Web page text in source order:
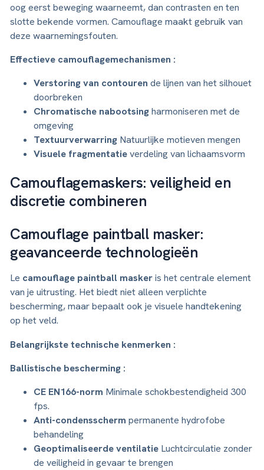
oog eerst beweging waarneemt, dan contrasten en ten
slotte bekende vormen. Camouflage maakt gebruik van
deze waarnemingsfouten.
Effectieve camouflagemechanismen :
Verstoring van contouren de lijnen van het silhouet
doorbreken
Chromatische nabootsingharmoniseren met de
omgeving
Textuurverwarring Natuurlijke motieven mengen
Visuele fragmentatieverdeling van lichaamsvorm
Camouflagemaskers: veiligheid en
discretie combineren
Camouflage paintball masker:
geavanceerde technologieën
Le camouflage paintball maskeris het centrale element
van je uitrusting. Het biedt niet alleen verplichte
bescherming, maar bepaalt ook je visuele handtekening
op het veld.
Belangrijkste technische kenmerken :
Ballistische bescherming :
CE EN166-norm Minimale schokbestendigheid 300
fps.
Anti-condensscherm permanente hydrofobe
behandeling
Geoptimaliseerde ventilatie Luchtcirculatie zonder
de veiligheid in gevaar te brengen